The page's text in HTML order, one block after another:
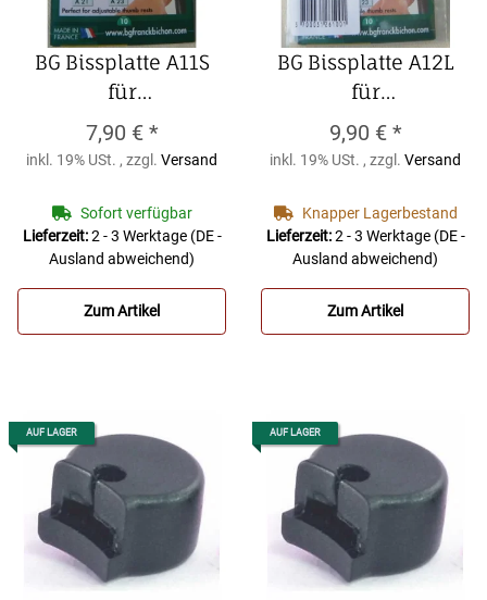
BG Bissplatte A11S
für
Klarinette/Saxophon
0,4mm klein
(Packung zu 6 Stück)
BG Bissplatte A11S
für
Klarinette/Saxophon
7,90 € *
inkl. 19% USt. , zzgl. Versand
Sofort verfügbar
Lieferzeit:2 - 3 Werktage (DE -
Ausland abweichend)
Zum Artikel
BG Bissplatte A12L
für
Klarinette/Saxophon
0,9mm groß
(Packung zu 6 Stück)
BG Bissplatte A12L
für
Klarinette/Saxophon
9,90 € *
inkl. 19% USt. , zzgl. Versand
Knapper Lagerbestand
Lieferzeit:2 - 3 Werktage (DE -
Ausland abweichend)
Zum Artikel
AUF LAGER AUF LAGER